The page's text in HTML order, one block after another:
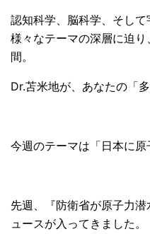
認知科学、脳科学、そし
様々なテーマの深層に迫
間。
Dr.苫米地が、あなたの「
今週のテーマは「日本に原
先週、『防衛省が原子力
ュースが入ってきました。